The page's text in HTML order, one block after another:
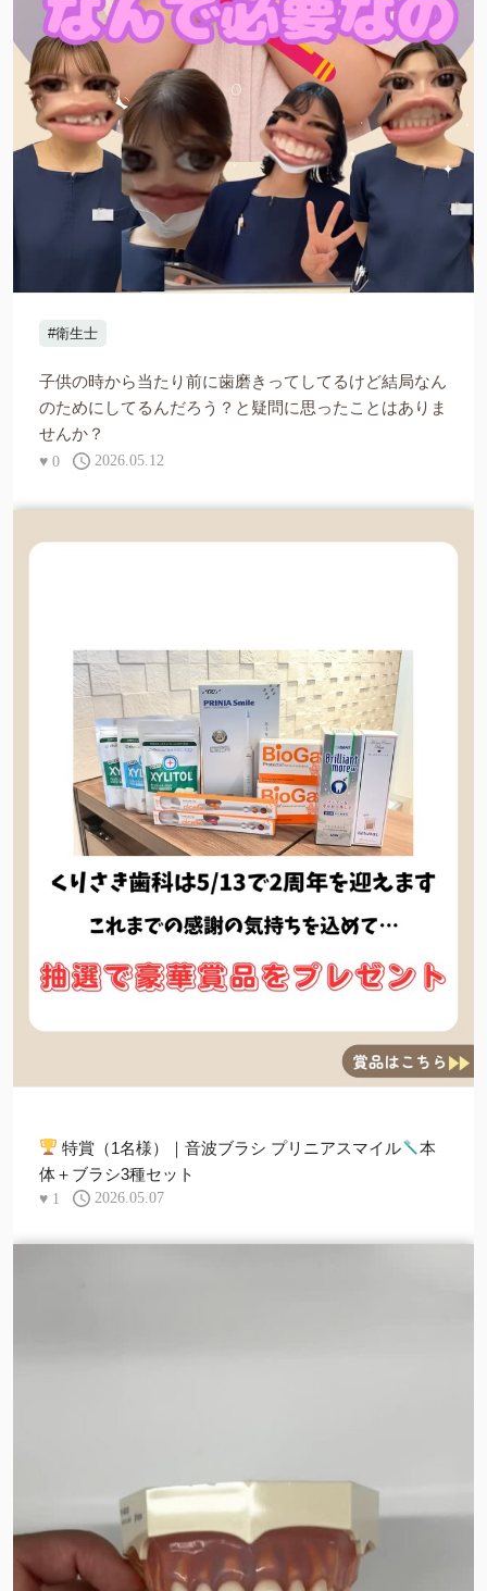
#衛生士
子供の時から当たり前に歯磨きってしてるけど結局なん
のためにしてるんだろう？と疑問に思ったことはありま
せんか？
♥ 0 2026.05.12
特賞（1名様）｜音波ブラシ プリニアスマイル
本
体＋ブラシ3種セット
♥ 1 2026.05.07